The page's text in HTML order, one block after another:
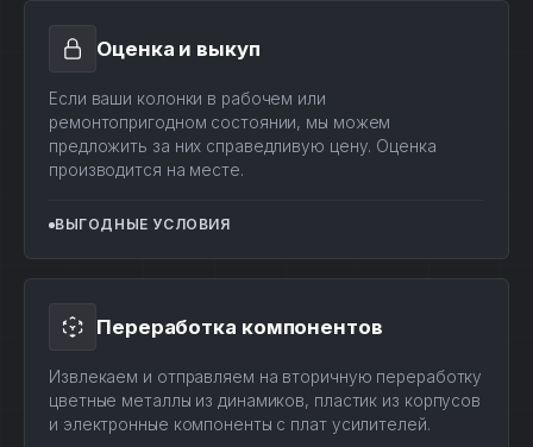
Оценка и выкуп
Если ваши колонки в рабочем или
ремонтопригодном состоянии, мы можем
предложить за них справедливую цену. Оценка
производится на месте.
ВЫГОДНЫЕ УСЛОВИЯ
Переработка компонентов
Извлекаем и отправляем на вторичную переработку
цветные металлы из динамиков, пластик из корпусов
и электронные компоненты с плат усилителей.